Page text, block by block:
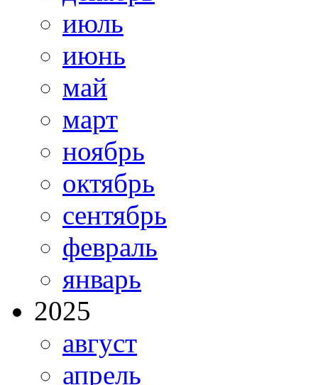
июль
июнь
май
март
ноябрь
октябрь
сентябрь
февраль
январь
2025
август
апрель